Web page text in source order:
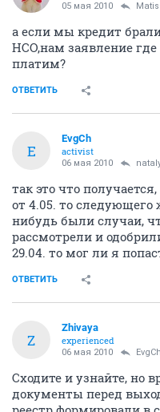
05 мая 2010
а если мы кредит
НСО,нам заявление где
платим?
ОТВЕТИТЬ
E
EvgCh
activist
06 мая 2010
так это что
от 4.05. то следующего
нибудь были случаи,
рассмотрели и
29.04. то мог ли я
ОТВЕТИТЬ
Z
Zhivaya
experienced
06 мая 2010 EvgCh
Сходите и узнайте, но
документы перед